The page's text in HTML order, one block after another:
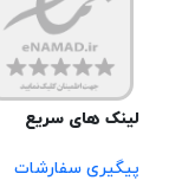
لینک های سریع
پیگیری سفارشات